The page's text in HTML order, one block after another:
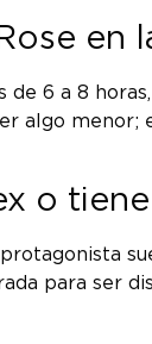
en
de 6 a 8
algo menor;
o
para ser